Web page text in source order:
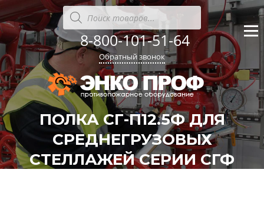
к
содержанию
Поиск
товаров
8-800-101-51-64
Обратный звонок
ПОЛКА СГ-П12.5Ф ДЛЯ
СРЕДНЕГРУЗОВЫХ
СТЕЛЛАЖЕЙ СЕРИИ СГФ
''